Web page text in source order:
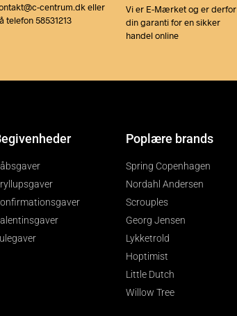
centrum.dk eller
telefon 58531213
Vi er E-Mærket og er derfor
din garanti for en sikker
handel online
Poplære brands
Spring Copenhagen
Nordahl Andersen
Scrouples
Georg Jensen
Lykketrold
Hoptimist
Little Dutch
Willow Tree